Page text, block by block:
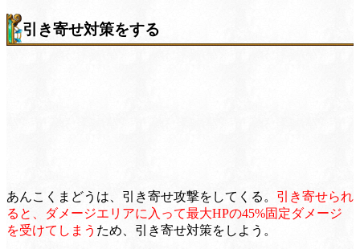
引き寄せ対策をする
あんこくまどうは、引き寄せ攻撃をしてくる。 引き寄せられ
ると、ダメージエリアに入って最大HPの45%固定ダメージ
を受けてしまう ため、引き寄せ対策をしよう。